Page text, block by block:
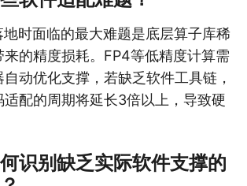
时面临的最大难题是底层算子库稀
来的精度损耗。FP4等低精度计算需
动优化支撑，若缺乏软件工具链，
配的周期将延长3倍以上，导致硬
识别缺乏实际软件支撑的